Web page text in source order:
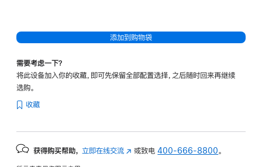
添加到购物袋
需要考虑一下？
将此设备加入你的收藏，即可先保留全部配置选择，之后随时回来再继续
选购。
收藏
获得购买帮助， 立即在线交流 (在 或致电400-666-8800 。